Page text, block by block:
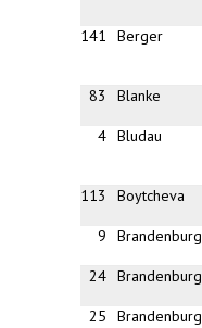
141 Berger
83 Blanke
4 Bludau
113 Boytcheva
9 Brandenburg
24 Brandenburg
25 Brandenburg